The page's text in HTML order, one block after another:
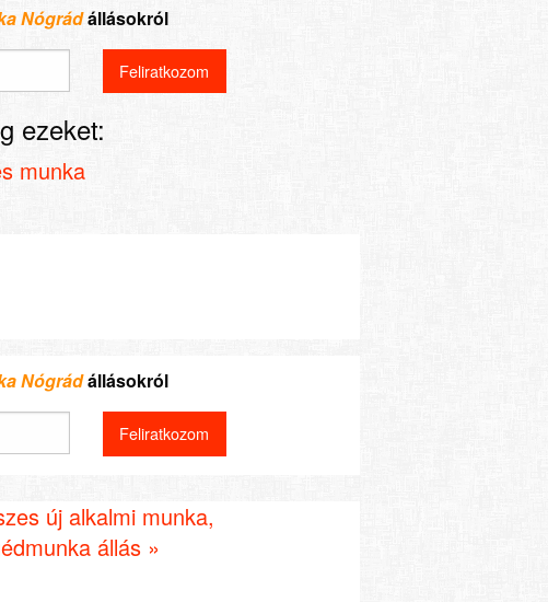
Nógrádállásokról
ezeket:
munka
Nógrádállásokról
új alkalmi munka,
állás »